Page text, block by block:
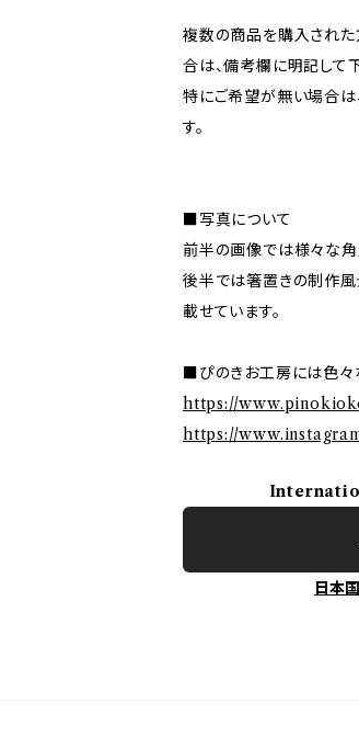
複数の商品を購入された
合は、備考欄に明記して
特にご希望が無い場合は
す。
■写真について
前半の画像では様々な角
後半では箸置きの制作風
載せています。
■ぴのきお工房には色々
https://
https://
日本